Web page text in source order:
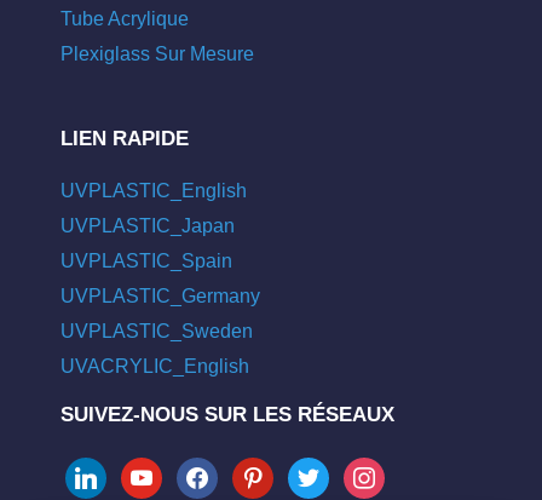
Tube Acrylique
Plexiglass Sur Mesure
LIEN RAPIDE
UVPLASTIC_English
UVPLASTIC_Japan
UVPLASTIC_Spain
UVPLASTIC_Germany
UVPLASTIC_Sweden
UVACRYLIC_English
SUIVEZ-NOUS SUR LES RÉSEAUX
linkedinyoutubefacebookpinteresttwitter instagram